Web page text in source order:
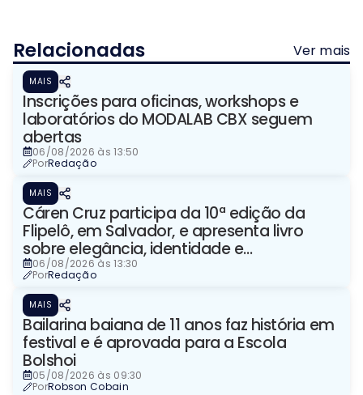
Relacionadas Ver mais
MAIS
Inscrições para oficinas, workshops e
laboratórios do MODALAB CBX seguem
abertas
06/08/2026 às 13:50
PorRedação
MAIS
Cáren Cruz participa da 10ª edição da
Flipelô, em Salvador, e apresenta livro
sobre elegância, identidade e
representação
06/08/2026 às 13:30
PorRedação
MAIS
Bailarina baiana de 11 anos faz história em
festival e é aprovada para a Escola
Bolshoi
05/08/2026 às 09:30
PorRobson Cobain